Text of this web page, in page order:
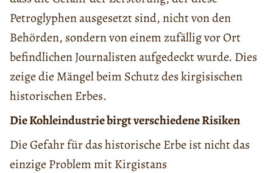
Petroglyphen ausgesetzt sind, nicht von den
Behörden, sondern von einem zufällig vor Ort
befindlichen Journalisten aufgedeckt wurde. Dies
zeige die Mängel beim Schutz des kirgisischen
historischen Erbes.
Die Kohleindustrie birgt verschiedene Risiken
Die Gefahr für das historische Erbe ist nicht das
einzige Problem mit Kirgistans